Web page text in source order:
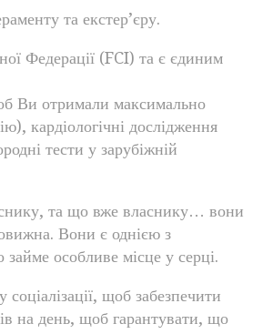
та екстер’єру.
Федерації (FCI) та є єдиним
Ви отримали максимально
кардіологічні дослідження
тести у зарубіжній
та що вже власнику… вони
Вони є однією з
особливе місце у серці.
щоб забезпечити
на день, щоб гарантувати, що